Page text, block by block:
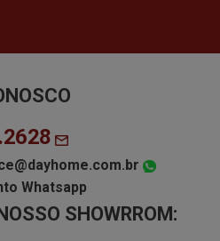
Whatsapp
SHOWRROM: